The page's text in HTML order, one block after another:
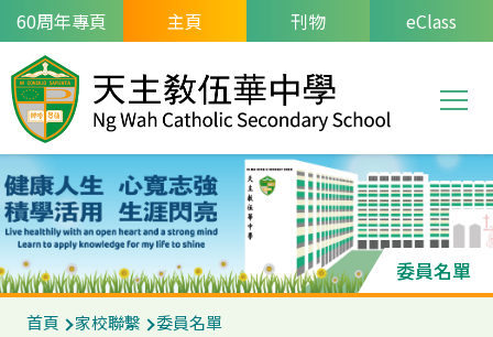
移至主內容
60周年專頁 主頁 刊物 eClass
Main
委員名單
導
首頁 家校聯繫 委員名單